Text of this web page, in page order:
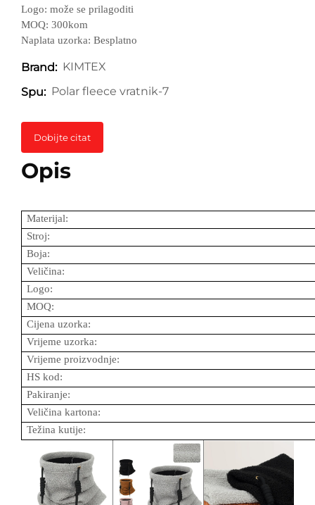
Logo: može se prilagoditi
MOQ: 300kom
Naplata uzorka: Besplatno
Brand: KIMTEX
Spu: Polar fleece vratnik-7
Dobijte citat
Opis
Materijal:
Stroj:
Boja:
Veličina:
Logo:
MOQ:
Cijena uzorka:
Vrijeme uzorka:
Vrijeme proizvodnje:
HS kod:
Pakiranje:
Veličina kartona:
Težina kutije: